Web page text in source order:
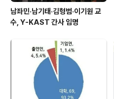
남좌민·남기태·김형범·이기원 교
수, Y-KAST 간사 임명